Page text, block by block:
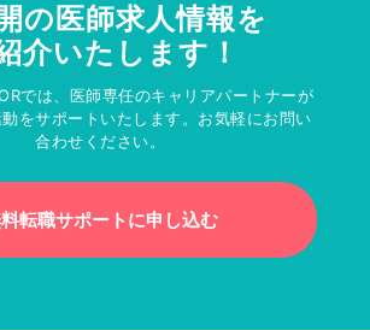
の医師求人情報を
介いたします！
では、医師専任のキャリアパートナーが
をサポートいたします。お気軽にお問い
合わせください。
転職サポートに申し込む